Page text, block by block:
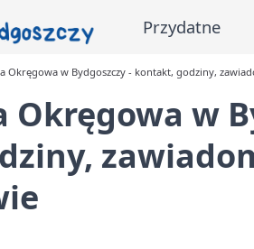
Przydatne
Okręgowa w Bydgoszczy - kontakt, godziny,
w